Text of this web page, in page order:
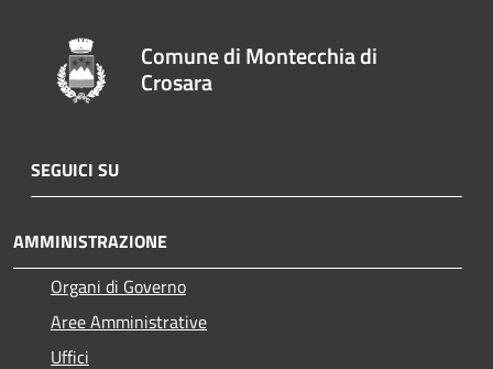
Comune di Montecchia di
Crosara
SEGUICI SU
AMMINISTRAZIONE
Organi di Governo
Aree Amministrative
Uffici